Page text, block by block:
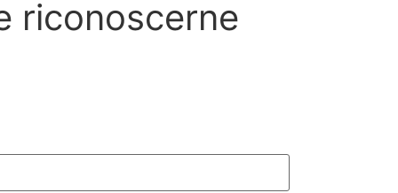
riconoscerne